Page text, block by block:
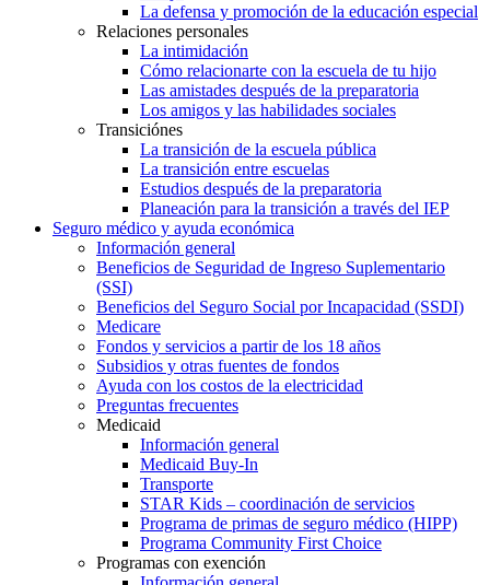
La defensa y promoción de la educación especial
Relaciones personales
La intimidación
Cómo relacionarte con la escuela de tu hijo
Las amistades después de la preparatoria
Los amigos y las habilidades sociales
Transiciónes
La transición de la escuela pública
La transición entre escuelas
Estudios después de la preparatoria
Planeación para la transición a través del IEP
Seguro médico y ayuda económica
Información general
Beneficios de Seguridad de Ingreso Suplementario
(SSI)
Beneficios del Seguro Social por Incapacidad (SSDI)
Medicare
Fondos y servicios a partir de los 18 años
Subsidios y otras fuentes de fondos
Ayuda con los costos de la electricidad
Preguntas frecuentes
Medicaid
Información general
Medicaid Buy-In
Transporte
STAR Kids – coordinación de servicios
Programa de primas de seguro médico (HIPP)
Programa Community First Choice
Programas con exención